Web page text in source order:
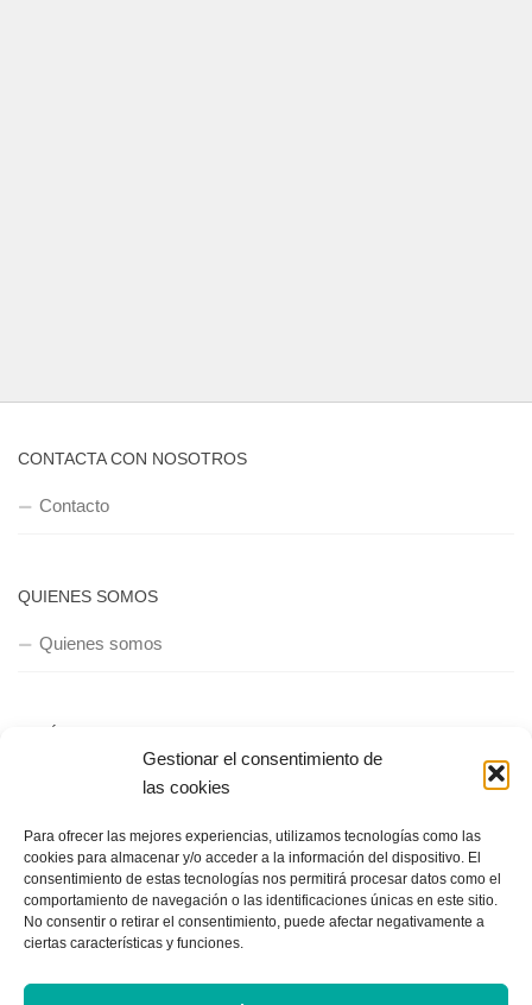
Gestionar el consentimiento de
las cookies
Para ofrecer las mejores experiencias, utilizamos tecnologías como las
cookies para almacenar y/o acceder a la información del dispositivo. El
consentimiento de estas tecnologías nos permitirá procesar datos como el
comportamiento de navegación o las identificaciones únicas en este sitio.
No consentir o retirar el consentimiento, puede afectar negativamente a
ciertas características y funciones.
CONTACTA CON NOSOTROS
Contacto
QUIENES SOMOS
Quienes somos
Política de privacidad